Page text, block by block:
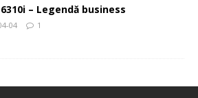
– Legendă business
04 1